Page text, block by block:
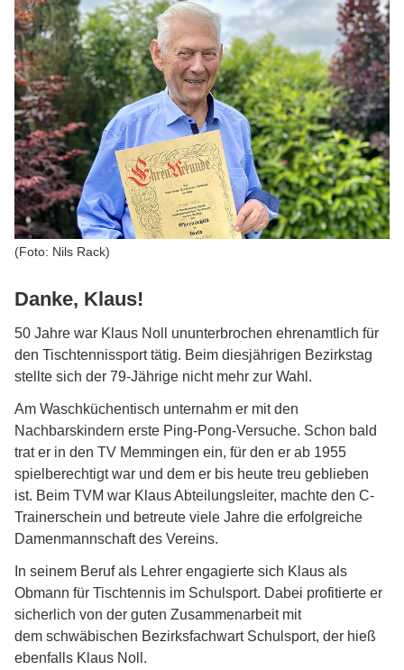
(Foto: Nils Rack)
Danke, Klaus!
50 Jahre war Klaus Noll ununterbrochen ehrenamtlich für
den Tischtennissporttätig. Beim diesjährigen Bezirkstag
stellte sich der 79-Jährige nicht mehr zur Wahl.
Am Waschküchentisch unternahm er mit den
Nachbarskindern erste Ping-Pong-Versuche. Schon bald
trat er in den TV Memmingen ein, für den er ab 1955
spielberechtigt war und dem er bis heute treu geblieben
ist. Beim TVM war Klaus Abteilungsleiter, machte den C-
Trainerschein und betreute viele Jahre die erfolgreiche
Damenmannschaft des Vereins.
In seinem Beruf als Lehrer engagierte sich Klaus als
Obmann für Tischtennis im Schulsport. Dabei profitierte er
sicherlich von der guten Zusammenarbeit mit
dem schwäbischen Bezirksfachwart Schulsport, der hieß
ebenfalls Klaus Noll.